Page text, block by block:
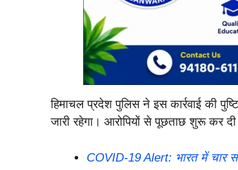
हिमाचल प्रदेश पुलिस ने इस कार्रवाई की
जारी रहेगा। आरोपियों से पूछताछ शुरू कर
COVID-19 Alert: भारत में चार